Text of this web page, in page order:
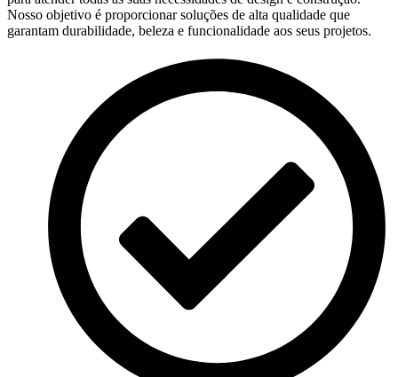
Nosso objetivo é proporcionar soluções de alta qualidade que
garantam durabilidade, beleza e funcionalidade aos seus projetos.